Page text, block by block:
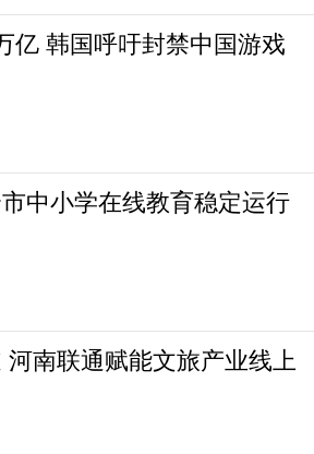
亿 韩国呼吁封禁中国游戏
中小学在线教育稳定运行
南联通赋能文旅产业线上